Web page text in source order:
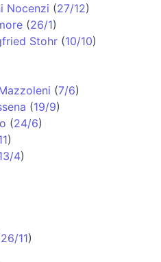
Nocenzi (27/12)
(26/1)
Stohr (10/10)
(7/6)
(19/9)
(24/6)
)
4)
26/11)